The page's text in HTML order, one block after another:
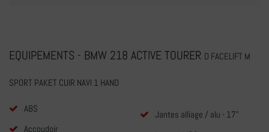
EQUIPEMENTS - BMW 218 ACTIVE TOURER D FACELIFT M
SPORT PAKET CUIR NAVI 1 HAND
ABS
Accoudoir
Jantes alliage / alu - 17"